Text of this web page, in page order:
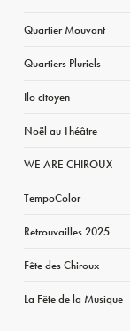
Quartier Mouvant
Quartiers Pluriels
Ilo citoyen
Noël au Théâtre
WE ARE CHIROUX
TempoColor
Retrouvailles 2025
Fête des Chiroux
La Fête de la Musique